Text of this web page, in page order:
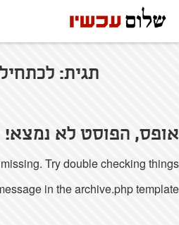
תגית:
אופס, הפוסט לא נמצא!
Try double checking things.
in the archive.php template.